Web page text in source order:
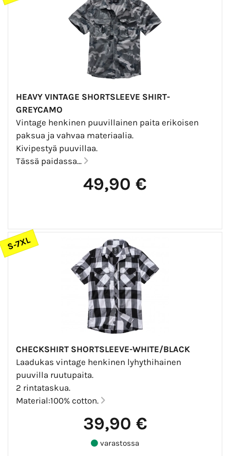
HEAVY VINTAGE SHORTSLEEVE SHIRT-
GREYCAMO
Vintage henkinen puuvillainen paita erikoisen
paksua ja vahvaa materiaalia.
Kivipestyä puuvillaa.
Tässä paidassa...
49,90 €
S-7XL
CHECKSHIRT SHORTSLEEVE-WHITE/BLACK
Laadukas vintage henkinen lyhythihainen
puuvilla ruutupaita.
2 rintataskua.
Material:100% cotton.
39,90 €
varastossa